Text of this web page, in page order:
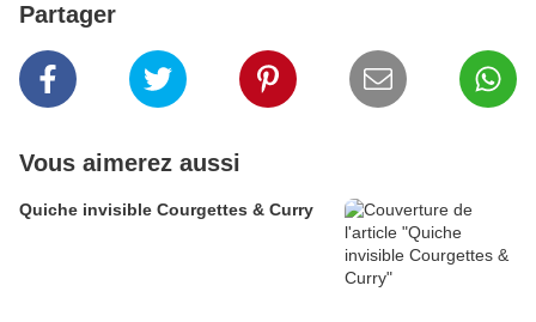
Partager
Vous aimerez aussi
Quiche invisible Courgettes & Curry